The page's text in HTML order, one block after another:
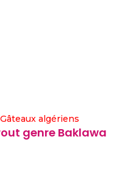
Gâteaux algériens
genre Baklawa